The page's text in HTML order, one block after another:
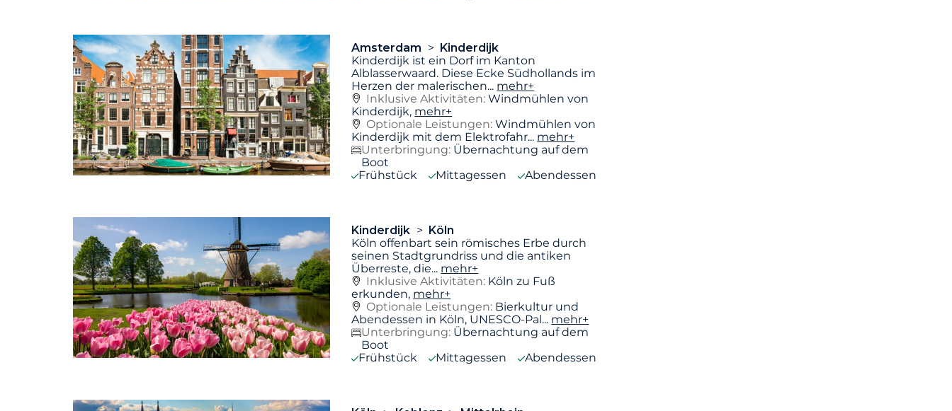
Amsterdam
Kinderdijk
Kinderdijk ist ein Dorf im Kanton
Alblasserwaard. Diese Ecke Südhollands im
Herzen der malerischen... mehr+
Inklusive Aktivitäten:Windmühlen von
Kinderdijk, mehr+
Optionale Leistungen: Windmühlen von
Kinderdijk mit dem Elektrofahr... mehr+
Unterbringung: Übernachtung auf dem
Boot
Frühstück
Mittagessen Abendessen
Kinderdijk
Köln
Köln offenbart sein römisches Erbe durch
seinen Stadtgrundriss und die antiken
Überreste, die... mehr+
Inklusive Aktivitäten: Köln zu Fuß
erkunden, mehr+
Optionale Leistungen: Bierkultur und
Abendessen in Köln, UNESCO-Pal... mehr+
Unterbringung: Übernachtung auf dem
Boot
Frühstück
Mittagessen Abendessen